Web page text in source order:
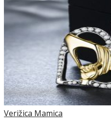
Verižica Mamica